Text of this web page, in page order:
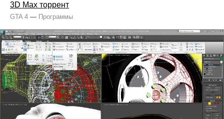
3D Max торрент
GTA 4 — Программы